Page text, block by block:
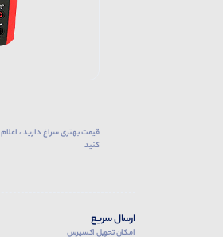
قیمت بهتری سراغ دارید ، اعلام
کنید
ارسال سریع
امکان تحویل اکسپرس